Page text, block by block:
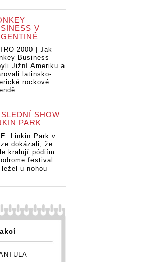
Finger Death
a In Flames v
zatřesou
V
2000 | Jak
Business
Jižní Ameriku a
latinsko-
rockové
SHOW
PARK
Linkin Park v
dokázali, že
kralují pódiím.
festival
u nohou